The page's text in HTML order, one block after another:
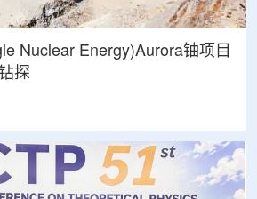
Nuclear Energy)Aurora铀项目
探